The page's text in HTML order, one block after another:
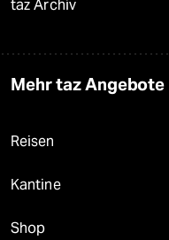
taz Archiv
Mehr taz Angebote
Reisen
Kantine
Shop